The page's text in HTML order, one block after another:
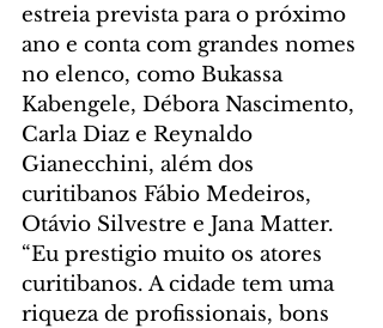
estreia prevista para o próximo
ano e conta com grandes nomes
no elenco, como Bukassa
Kabengele, Débora Nascimento,
Carla Diaz e Reynaldo
Gianecchini, além dos
curitibanos Fábio Medeiros,
Otávio Silvestre e Jana Matter.
“Eu prestigio muito os atores
curitibanos. A cidade tem uma
riqueza de profissionais, bons